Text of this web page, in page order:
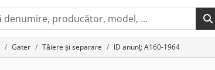
Gater Tăiere și separare ID anunț: A160-1964